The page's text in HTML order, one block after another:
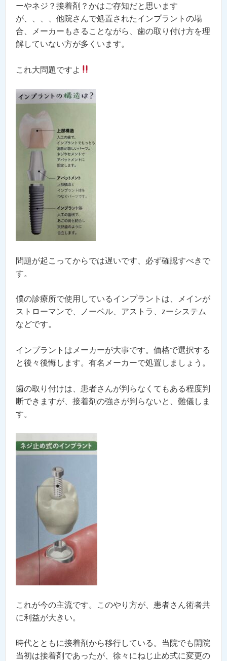
ーやネジ？接着剤？かはご存知だと思います
が、、、、他院さんで処置されたインプラントの場
合、メーカーもさることながら、歯の取り付け方を理
解していない方が多くいます。
これ大問題ですよ
問題が起こってからでは遅いです、必ず確認すべきで
す。
僕の診療所で使用しているインプラントは、メインが
ストローマンで、ノーベル、アストラ、zーシステム
などです。
インプラントはメーカーが大事です。価格で選択する
と後々後悔します。有名メーカーで処置しましょう。
歯の取り付けは、患者さんが判らなくてもある程度判
断できますが、接着剤の強さが判らないと、難儀しま
す。
これが今の主流です。このやり方が、患者さん術者共
に利益が大きい。
時代とともに接着剤から移行している。当院でも開院
当初は接着剤であったが、徐々にねじ止め式に変更の